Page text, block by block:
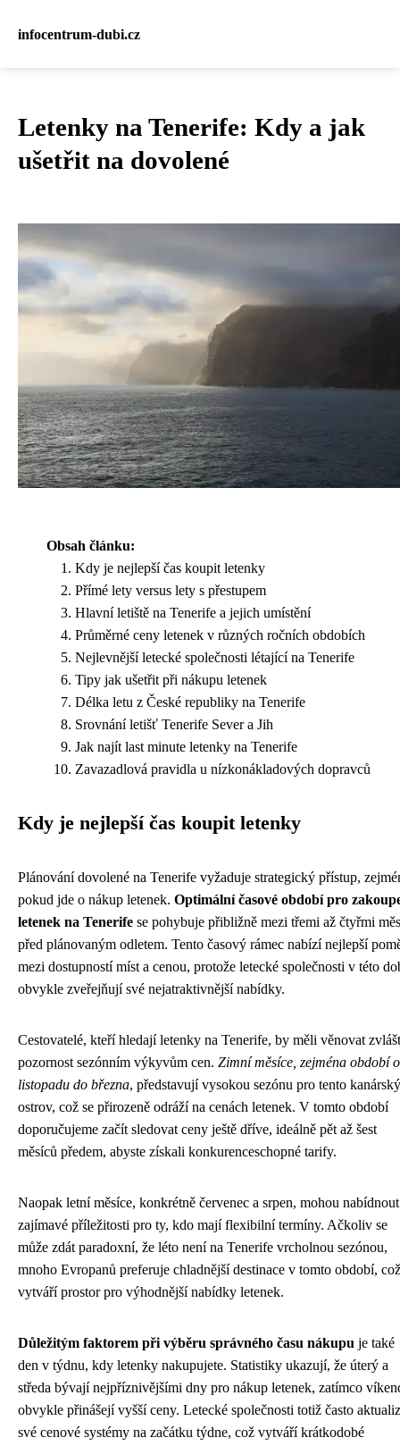
infocentrum-dubi.cz
Letenky na Tenerife: Kdy a jak
ušetřit na dovolené
Obsah článku:
Kdy je nejlepší čas koupit letenky
Přímé lety versus lety s přestupem
Hlavní letiště na Tenerife a jejich umístění
Průměrné ceny letenek v různých ročních obdobích
Nejlevnější letecké společnosti létající na Tenerife
Tipy jak ušetřit při nákupu letenek
Délka letu z České republiky na Tenerife
Srovnání letišť Tenerife Sever a Jih
Jak najít last minute letenky na Tenerife
Zavazadlová pravidla u nízkonákladových dopravců
Kdy je nejlepší čas koupit letenky
Plánování dovolené na Tenerife vyžaduje strategický přístup,
pokud jde o nákup letenek. Optimální časové období pro
letenek na Tenerife se pohybuje přibližně mezi třemi až čtyřmi
před plánovaným odletem. Tento časový rámec nabízí nejlepší
mezi dostupností míst a cenou, protože letecké společnosti v této
obvykle zveřejňují své nejatraktivnější nabídky.
Cestovatelé, kteří hledají letenky na Tenerife, by měli věnovat
pozornost sezónním výkyvům cen. Zimní měsíce, zejména období
listopadu do března, představují vysokou sezónu pro tento kanárský
ostrov, což se přirozeně odráží na cenách letenek. V tomto období
doporučujeme začít sledovat ceny ještě dříve, ideálně pět až šest
měsíců předem, abyste získali konkurenceschopné tarify.
Naopak letní měsíce, konkrétně červenec a srpen, mohou nabídnout
zajímavé příležitosti pro ty, kdo mají flexibilní termíny. Ačkoliv se
může zdát paradoxní, že léto není na Tenerife vrcholnou sezónou,
mnoho Evropanů preferuje chladnější destinace v tomto období, což
vytváří prostor pro výhodnější nabídky letenek.
Důležitým faktorem při výběru správného času nákupu je také
den v týdnu, kdy letenky nakupujete. Statistiky ukazují, že úterý a
středa bývají nejpříznivějšími dny pro nákup letenek, zatímco
obvykle přinášejí vyšší ceny. Letecké společnosti totiž často
své cenové systémy na začátku týdne, což vytváří krátkodobé